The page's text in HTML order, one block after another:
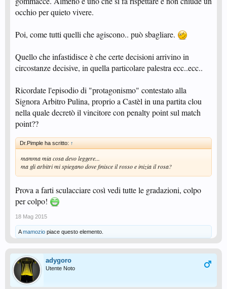
occhio per quieto vivere.
Poi, come tutti quelli che agiscono.. può sbagliare.
Quello che infastidisce è che certe decisioni arrivino in
circostanze decisive, in quella particolare palestra ecc..ecc..
Ricordate l'episodio di "protagonismo" contestato alla
Signora Arbitro Pulina, proprio a Castèl in una partita clou
nella quale decretò il vincitore con penalty point sul match
point??
Dr.Pimple ha scritto: ↑
mamma mia cosa devo leggere...
ma gli arbitri mi spiegano dove finisce il rosso e inizia il rosa?
Prova a farti sculacciare così vedi tutte le gradazioni, colpo
per colpo!
18 Mag 2015
Amamozio piace questo elemento.
adygoro
Utente Noto